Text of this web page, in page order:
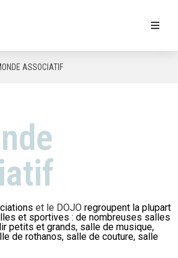
Ma Mairie
ASSOCIATIF
et le DOJO regroupent la plupart
et sportives : de nombreuses salles
petits et grands, salle de musique,
de rothanos, salle de couture, salle